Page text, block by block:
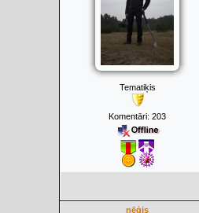
Tematiķis
Komentāri: 203
nēģis